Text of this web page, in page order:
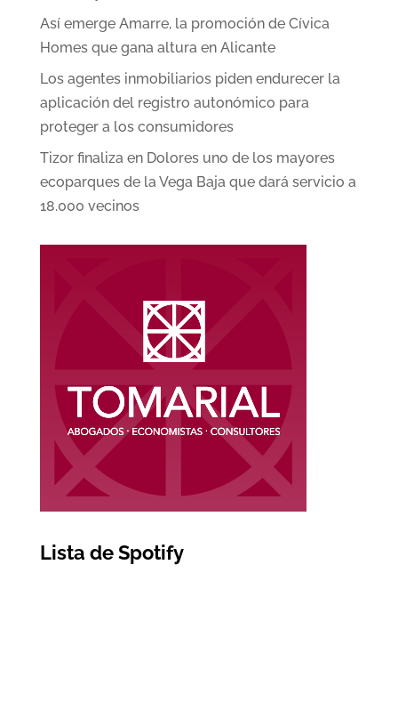
Así emerge Amarre, la promoción de Cívica
Homes que gana altura en Alicante
Los agentes inmobiliarios piden endurecer la
aplicación del registro autonómico para
proteger a los consumidores
Tizor finaliza en Dolores uno de los mayores
ecoparques de la Vega Baja que dará servicio a
18.000 vecinos
Lista de Spotify